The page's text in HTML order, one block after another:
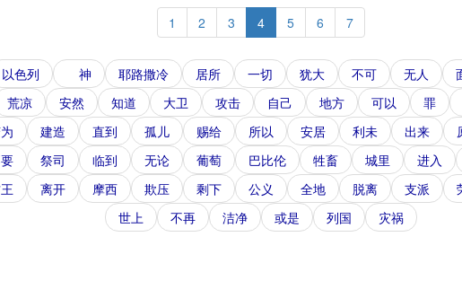
1 2 3 4 5 6 7
以色列 神 耶路撒冷 居所 一切 犹大 不可 无人
荒凉 安然 知道 大卫 攻击 自己 地方 可以
罪
建造 直到 孤儿 赐给 所以 安居 利未 出来
祭司 临到 无论 葡萄 巴比伦 牲畜 城里
进入
离开 摩西 欺压 剩下 公义 全地 脱离 支派
世上
不再 洁净 或是 列国 灾祸